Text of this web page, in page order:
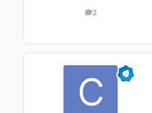
2
messages